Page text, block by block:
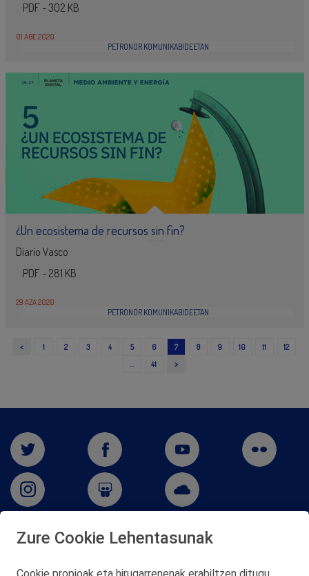
PDF - 302 KB
01 ABE 2020
PETRONOR KOMUNIKABIDEETAN
¿Un ecosistema de recursos sin fin?
Diario Vasco
PDF - 281 KB
29 AZA 2020
PETRONOR KOMUNIKABIDEETAN
< 1 2 3 4 5 6 7 8 9 10 11
12
…
41 >
Zure Cookie Lehentasunak